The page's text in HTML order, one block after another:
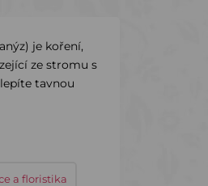
je koření,
ze stromu s
tavnou
a floristika